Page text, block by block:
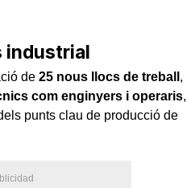
industrial
de 25 nous llocs de treball ,
com enginyers i operaris,
punts clau de producció de